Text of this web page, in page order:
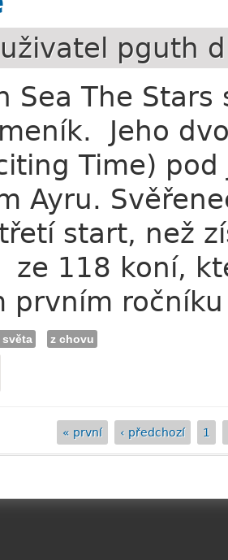
pguth
Sea The
Jeho
Time)
Ayru.
start, než
ze 118 koní,
prvním
světa z chovu
« první ‹ předchozí 1